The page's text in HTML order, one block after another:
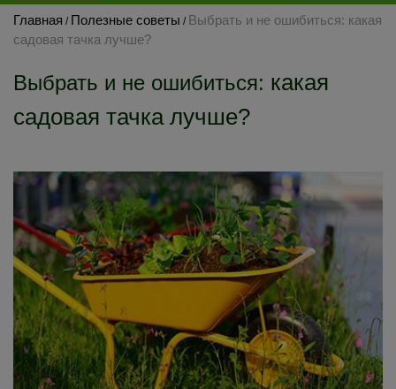
Главная / Полезные советы / Выбрать и не ошибиться: какая
садовая тачка лучше?
Выбрать и не ошибиться: какая
садовая тачка лучше?